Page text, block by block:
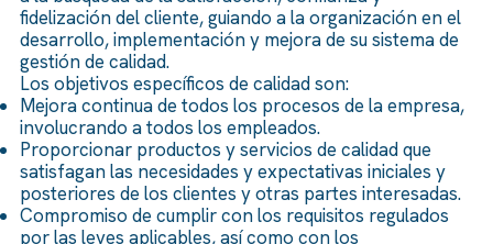
fidelización del cliente, guiando a la organización en el
desarrollo, implementación y mejora de su sistema de
gestión de calidad.
Los objetivos específicos de calidad son:
Mejora continua de todos los procesos de la empresa,
involucrando a todos los empleados.
Proporcionar productos y servicios de calidad que
satisfagan las necesidades y expectativas iniciales y
posteriores de los clientes y otras partes interesadas.
Compromiso de cumplir con los requisitos regulados
por las leyes aplicables, así como con los